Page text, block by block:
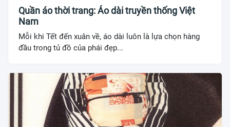
Quần áo thời trang: Áo dài truyền thống Việt
Nam
Mỗi khi Tết đến xuân về, áo dài luôn là lựa chọn hàng
đầu trong tủ đồ của phái đẹp...